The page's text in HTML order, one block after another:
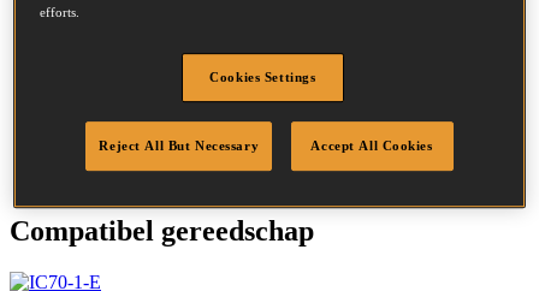
Hoofd
55 mm
Ring
Helder
Hoeveelheid per box 7500
DoP
DOP-EU_28_RRB
Compatibel gereedschap
efforts.
Cookies Settings
Reject All But Necessary Accept All Cookies